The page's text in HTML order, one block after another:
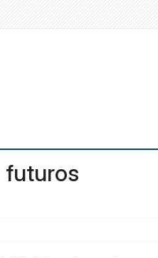
futuros